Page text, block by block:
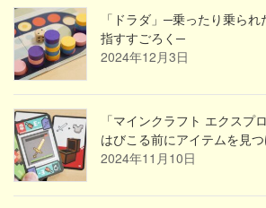
「ドラダ」─乗ったり乗ら
指すすごろく─
2024年12月3日
「マインクラフト エクスプ
はびこる前にアイテムを見
2024年11月10日